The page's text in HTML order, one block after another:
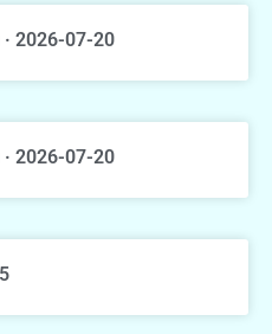
2026-07-20
2026-07-20